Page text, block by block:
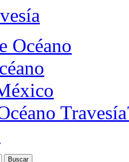
Océano